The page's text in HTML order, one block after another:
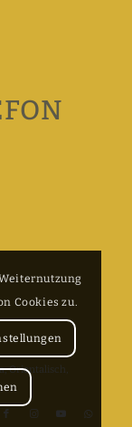
Orientalisch,
Cookies zu.